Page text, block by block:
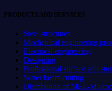
PRODUCTS AND SERVICES
Steel structures
Mechanical engineering
Electrical engineering
Designing
Professional surface
Water beam cutting
Distribution of MEL-